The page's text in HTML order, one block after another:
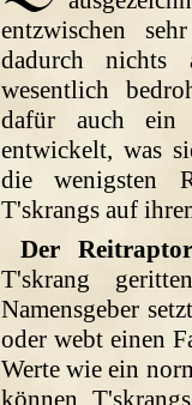
entzwischen
dadurch nichts
wesentlich
dafür auch ein
entwickelt, was
die wenigsten
T'skrangs auf
Der
T'skrang
Namensgeber
oder webt einen
Werte wie ein
können